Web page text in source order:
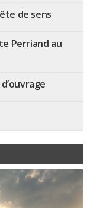
de sens
Perriand au